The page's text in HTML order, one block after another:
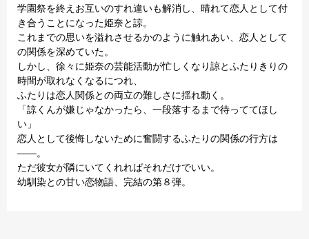
学園祭を終えお互いのすれ違いも解消し、晴れて恋人として付
き合うことになった姫奈と諒。
これまでの思いを溢れさせるかのように触れあい、恋人として
の関係を深めていた。
しかし、徐々に姫奈の芸能活動が忙しくなり諒とふたりきりの
時間が取れなくなるにつれ、
ふたりは恋人関係との両立の難しさに揺れ動く。
「諒くんが嫌じゃなかったら、一段落するまで待っててほし
い」
恋人として後悔しないために奮闘するふたりの関係の行方は
――。
ただ彼女が隣にいてくれればそれだけでいい。
幼馴染との甘い恋物語、完結の第８弾。